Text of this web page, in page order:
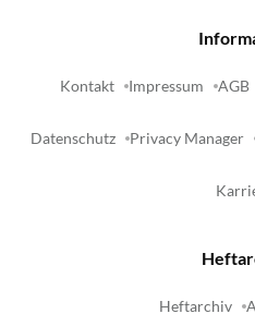
Kontakt Impressum AGB
Datenschutz Privacy Manager
Heftarchiv